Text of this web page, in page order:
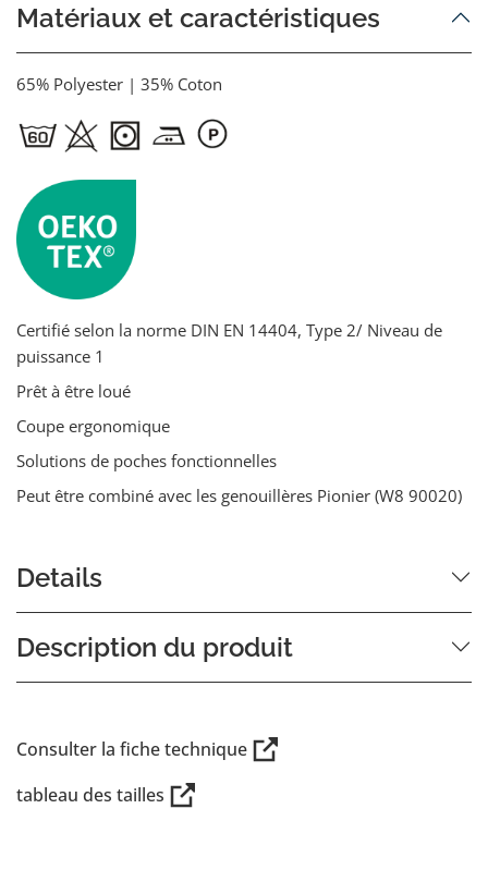
Matériaux et caractéristiques
65% Polyester | 35% Coton
Certifié selon la norme DIN EN 14404, Type 2/ Niveau de
puissance 1
Prêt à être loué
Coupe ergonomique
Solutions de poches fonctionnelles
Peut être combiné avec les genouillères Pionier (W8 90020)
Details
Description du produit
Consulter la fiche technique
tableau des tailles